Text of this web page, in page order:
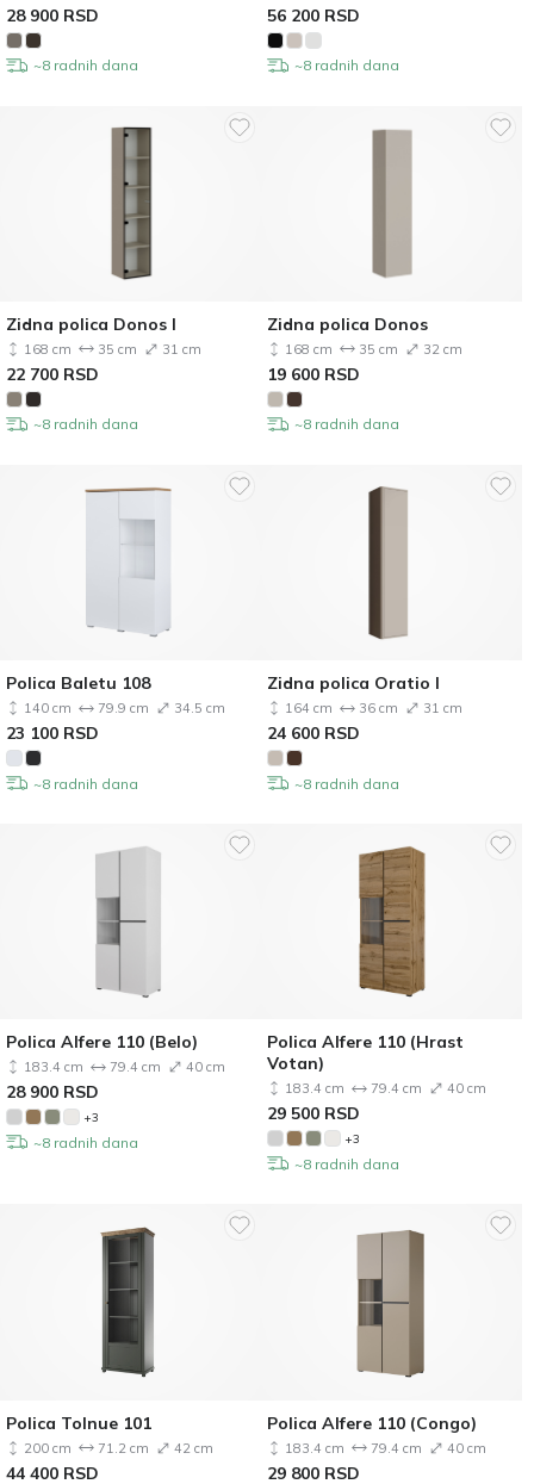
28 900 RSD
~8 radnih dana
56 200 RSD
~8 radnih dana
Zidna polica Donos I
168 cm 35 cm 31 cm
22 700 RSD
~8 radnih dana
Zidna polica Donos
168 cm 35 cm 32 cm
19 600 RSD
~8 radnih dana
Polica Baletu 108
140 cm 79.9 cm 34.5 cm
23 100 RSD
~8 radnih dana
Zidna polica Oratio I
164 cm 36 cm 31 cm
24 600 RSD
~8 radnih dana
Polica Alfere 110 (Belo)
183.4 cm 79.4 cm 40 cm
28 900 RSD
+3
~8 radnih dana
Polica Alfere 110 (Hrast
Votan)
183.4 cm 79.4 cm 40 cm
29 500 RSD
+3
~8 radnih dana
Polica Tolnue 101
200 cm 71.2 cm 42 cm
44 400 RSD
Polica Alfere 110 (Congo)
183.4 cm 79.4 cm 40 cm
29 800 RSD